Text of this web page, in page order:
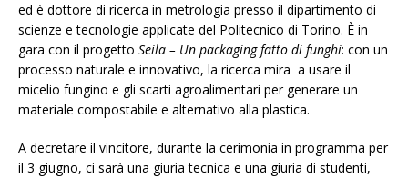
ed è dottore di ricerca in metrologia presso il dipartimento di
scienze e tecnologie applicate del Politecnico di Torino. È in
gara con il progetto Seila – Un packaging fatto di funghi: con un
processo naturale e innovativo, la ricerca mira a usare il
micelio fungino e gli scarti agroalimentari per generare un
materiale compostabile e alternativo alla plastica.
A decretare il vincitore, durante la cerimonia in programma per
il 3 giugno, ci sarà una giuria tecnica e una giuria di studenti,